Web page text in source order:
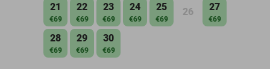
21
€69
22
€69
23
€69
24
€69
25
€69
26 27
€69
28
€69
29
€69
30
€69